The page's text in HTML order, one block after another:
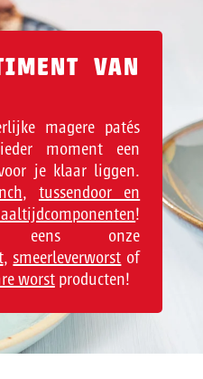
VAN
magere patés
moment een
je klaar liggen.
, tussendoor en
!
eens onze
, smeerleverworst of
worstproducten!